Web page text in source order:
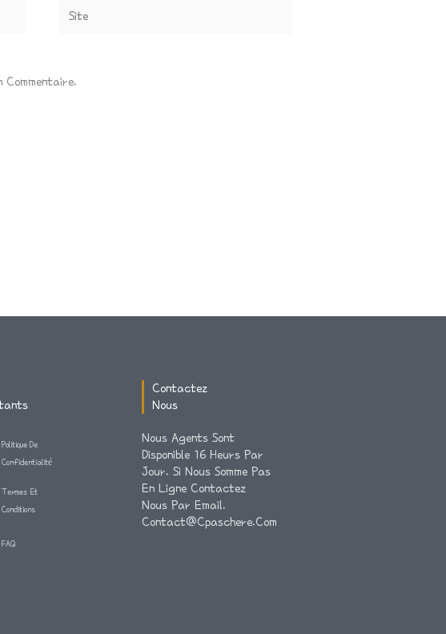
Site
Politique De
Confidentialité
Termes Et
Conditions
FAQ
Contactez
Nous
Nous Agents Sont
Disponible 16 Heurs Par
Jour. Si Nous Somme Pas
En Ligne Contactez
Nous Par Email.
Contact@cpaschere.com